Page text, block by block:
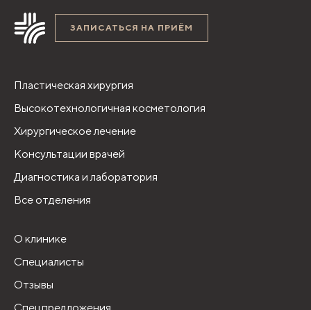
ЗАПИСАТЬСЯ НА ПРИЁМ
Пластическая хирургия
Высокотехнологичная косметология
Хирургическое лечение
Консультации врачей
Диагностика и лаборатория
Все отделения
О клинике
Специалисты
Отзывы